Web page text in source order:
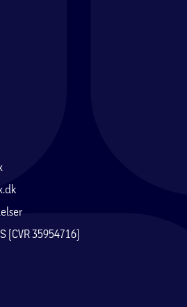
vil aftage gradvist og toner af
opstå og ses ved små overflade
ned i træet – De nævnte faktorer
for møblets holdbarhed,
behandles med olie eller
behandles, vil overfladen
grålig og opnå patina gennem
har ikke betydning for
foretages, SKAL møblet rengøres
(CVR 35954716)